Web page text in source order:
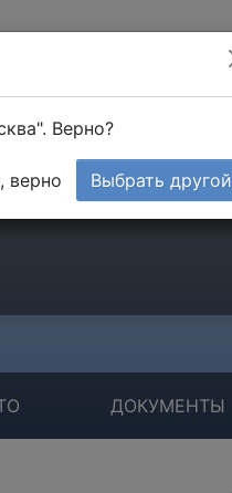
ДОКУМЕНТЫ
Верно?
верно Выбрать другой